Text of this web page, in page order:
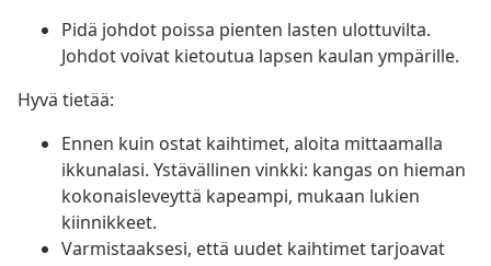
Pidä johdot poissa pienten lasten ulottuvilta.
Johdot voivat kietoutua lapsen kaulan ympärille.
Hyvä tietää:
Ennen kuin ostat kaihtimet, aloita mittaamalla
ikkunalasi. Ystävällinen vinkki: kangas on hieman
kokonaisleveyttä kapeampi, mukaan lukien
kiinnikkeet.
Varmistaaksesi, että uudet kaihtimet tarjoavat